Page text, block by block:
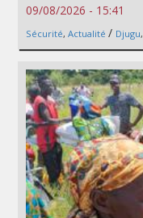
09/08/2026 - 15:41
Sécurité, Actualité / Djugu,